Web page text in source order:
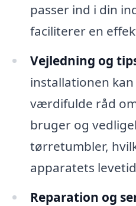
passer ind i din
faciliterer en
Vejledning og
installationen
værdifulde råd
bruger og
tørretumbler,
apparatets
Reparation og